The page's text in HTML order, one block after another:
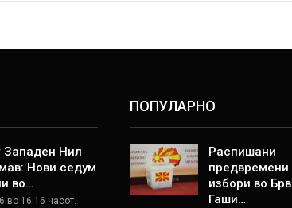
Западен Нил
Нови седум
во…
во 16:16 часот.
ПОПУЛАРНО
Распишани
предвремени
избори во
Гаши…